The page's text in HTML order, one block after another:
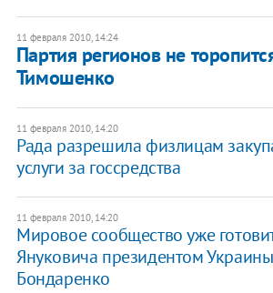
11 февраля 2010, 14:24
Партия регионов не
Тимошенко
11 февраля 2010, 14:20
Рада разрешила физлицам
услуги за госсредства
11 февраля 2010, 14:20
Мировое сообщество уже
Януковича президентом
Бондаренко